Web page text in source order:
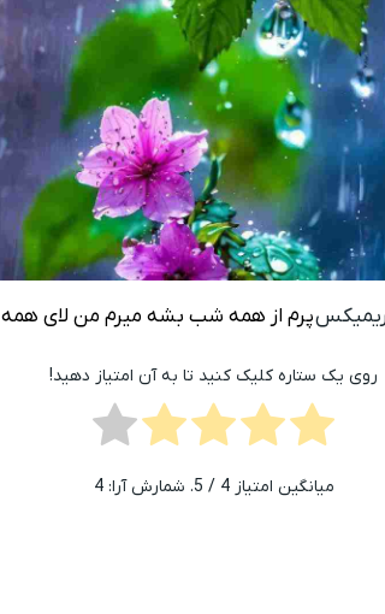
پرم از همه شب بشه میرم من لای همه
روی یک ستاره کلیک کنید تا به آن امتیاز دهید!
میانگین امتیاز4 / 5. شمارش آرا: 4